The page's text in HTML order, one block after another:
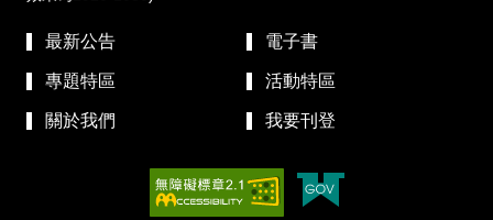
最新公告 電子書
專題特區 活動特區
關於我們 我要刊登